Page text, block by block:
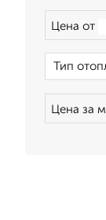
Цена от
Цена за